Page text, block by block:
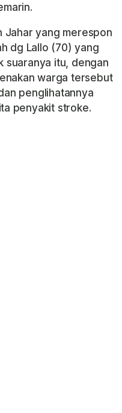
Jahar yang merespon
dg Lallo (70) yang
suaranya itu, dengan
warga tersebut
penglihatannya
penyakit stroke.